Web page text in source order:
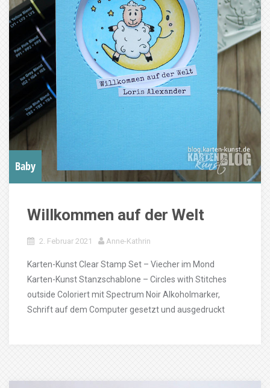
Baby
Willkommen auf der Welt
2. Februar 2021 Anne-Kathrin
Karten-Kunst Clear Stamp Set – Viecher im Mond
Karten-Kunst Stanzschablone – Circles with Stitches
outside Coloriert mit Spectrum Noir Alkoholmarker,
Schrift auf dem Computer gesetzt und ausgedruckt